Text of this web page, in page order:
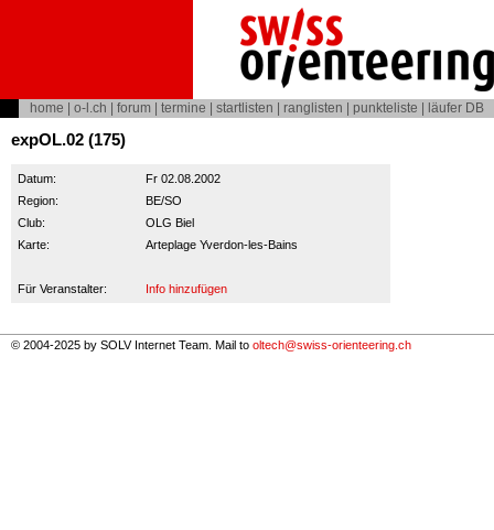
home o-l.ch forum termine startlisten ranglisten punkteliste läufer DB
expOL.02 (175)
Datum:
Fr 02.08.2002
Region:
BE/SO
Club:
OLG Biel
Karte:
Arteplage Yverdon-les-Bains
Für Veranstalter: Info hinzufügen
© 2004-2025 by SOLV Internet Team. Mail to oltech@swiss-orienteering.ch